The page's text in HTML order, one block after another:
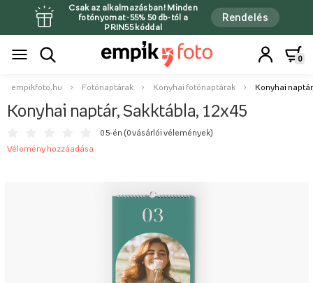
Csak az alkalmazásban! Minden
fotónyomat -55% 50 db-tól a
PRIN55 kóddal
Rendelés
0
empikfoto.hu Fotónaptárak Konyhai fotónaptárak Konyhai
Konyhai naptár, Sakktábla, 12x45
0 5-én (0 vásárlói vélemények)
Vélemény hozzáadása